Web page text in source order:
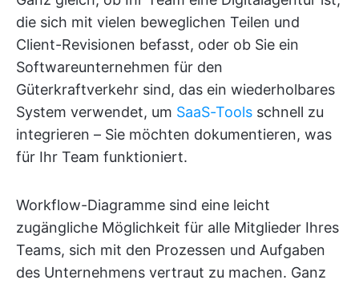
die sich mit vielen beweglichen Teilen und
Client-Revisionen befasst, oder ob Sie ein
Softwareunternehmen für den
Güterkraftverkehr sind, das ein wiederholbares
System verwendet, um SaaS-Tools schnell zu
integrieren – Sie möchten dokumentieren, was
für Ihr Team funktioniert.
Workflow-Diagramme sind eine leicht
zugängliche Möglichkeit für alle Mitglieder Ihres
Teams, sich mit den Prozessen und Aufgaben
des Unternehmens vertraut zu machen. Ganz